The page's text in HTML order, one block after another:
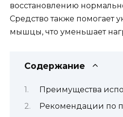
восстановлению
Средство также помогает
мышцы, что уменьшает
Содержание
Преимущества
Рекомендации по